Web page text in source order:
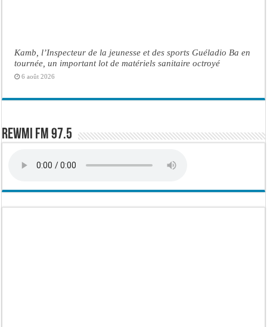
Kamb, l’Inspecteur de la jeunesse et des sports Guéladio Ba en
tournée, un important lot de matériels sanitaire octroyé
6 août 2026
Rewmi FM 97.5